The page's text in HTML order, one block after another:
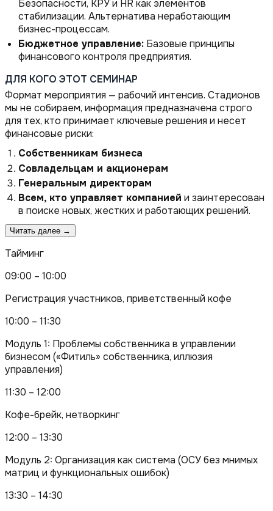
Безопасности, КРУ и HR как элементов
стабилизации. Альтернатива неработающим
бизнес-процессам.
Бюджетное управление: Базовые принципы
финансового контроля предприятия.
ДЛЯ КОГО ЭТОТ СЕМИНАР
Формат мероприятия — рабочий интенсив. Стадионов
мы не собираем, информация предназначена строго
для тех, кто принимает ключевые решения и несет
финансовые риски:
Собственникам бизнеса
Совладельцам и акционерам
Генеральным директорам
Всем, кто управляет компанией и заинтересован
в поиске новых, жестких и работающих решений.
Читать далее →
Тайминг
09:00 – 10:00
Регистрация участников, приветственный кофе
10:00 – 11:30
Модуль 1: Проблемы собственника в управлении
бизнесом («Фитиль» собственника, иллюзия
управления)
11:30 – 12:00
Кофе-брейк, нетворкинг
12:00 – 13:30
Модуль 2: Организация как система (ОСУ без мнимых
матриц и функциональных ошибок)
13:30 – 14:30